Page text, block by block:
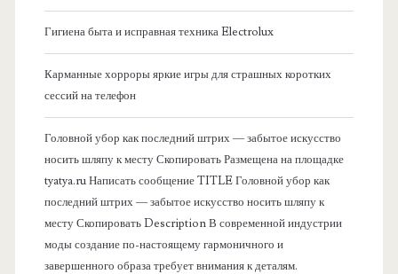
Гигиена быта и исправная техника Electrolux
Карманные хорроры яркие игры для страшных коротких
сессий на телефон
Головной убор как последний штрих — забытое искусство
носить шляпу к месту Скопировать Размещена на площадке
tyatya.ru Написать сообщение TITLE Головной убор как
последний штрих — забытое искусство носить шляпу к
месту Скопировать Description В современной индустрии
моды создание по-настоящему гармоничного и
завершенного образа требует внимания к деталям.